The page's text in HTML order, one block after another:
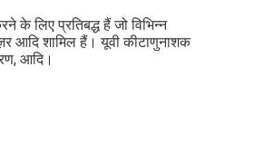
के लिए प्रतिबद्ध हैं जो विभिन्न
आदि शामिल हैं। यूवी कीटाणुनाशक
आदि।